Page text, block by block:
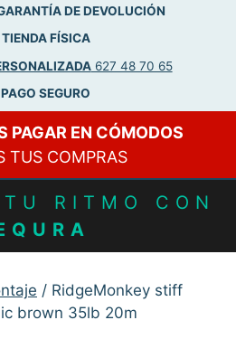
DE DEVOLUCIÓN
TIENDA FÍSICA
627 48 70 65
PAGO SEGURO
PAGAR EN CÓMODOS
TUS COMPRAS
RITMO CON
/ RidgeMonkey stiff
brown 35lb 20m